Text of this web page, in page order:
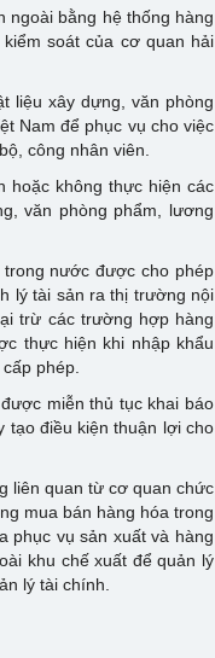
ngoài bằng hệ thống hàng
soát của cơ quan hải
liệu xây dựng, văn phòng
Nam để phục vụ cho việc
công nhân viên.
hoặc không thực hiện các
văn phòng phẩm, lương
nước được cho phép
lý tài sản ra thị trường nội
trừ các trường hợp hàng
thực hiện khi nhập khẩu
phép.
miễn thủ tục khai báo
tạo điều kiện thuận lợi cho
liên quan từ cơ quan chức
mua bán hàng hóa trong
phục vụ sản xuất và hàng
khu chế xuất để quản lý
lý tài chính.